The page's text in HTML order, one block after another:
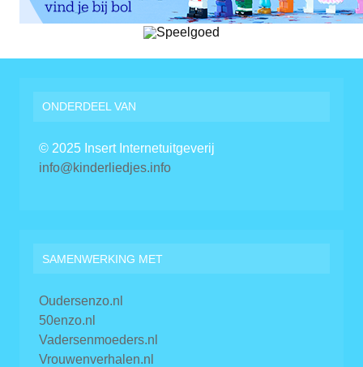
ONDERDEEL VAN
© 2025 Insert Internetuitgeverij
info@kinderliedjes.info
SAMENWERKING MET
Oudersenzo.nl
50enzo.nl
Vadersenmoeders.nl
Vrouwenverhalen.nl